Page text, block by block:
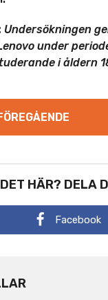
Undersökningen
under
i åldern
HÄR? DELA
Facebook